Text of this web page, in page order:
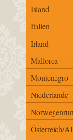
Island
Italien
Irland
Mallorca
Montenegro
Niederlande
Österreich/